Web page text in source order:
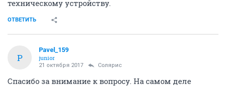
техническому устройству.
ОТВЕТИТЬ
P
Pavel_159
junior
21 октября 2017 Солярис
Спасибо за внимание к вопросу. На самом деле